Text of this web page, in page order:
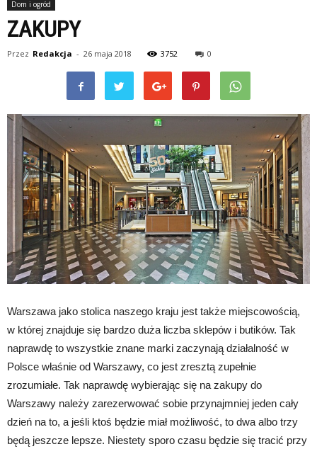
Dom i ogród
ZAKUPY
Przez Redakcja - 26 maja 2018 3752 0
Warszawa jako stolica naszego kraju jest także miejscowością,
w której znajduje się bardzo duża liczba sklepów i butików. Tak
naprawdę to wszystkie znane marki zaczynają działalność w
Polsce właśnie od Warszawy, co jest zresztą zupełnie
zrozumiałe. Tak naprawdę wybierając się na zakupy do
Warszawy należy zarezerwować sobie przynajmniej jeden cały
dzień na to, a jeśli ktoś będzie miał możliwość, to dwa albo trzy
będą jeszcze lepsze. Niestety sporo czasu będzie się tracić przy